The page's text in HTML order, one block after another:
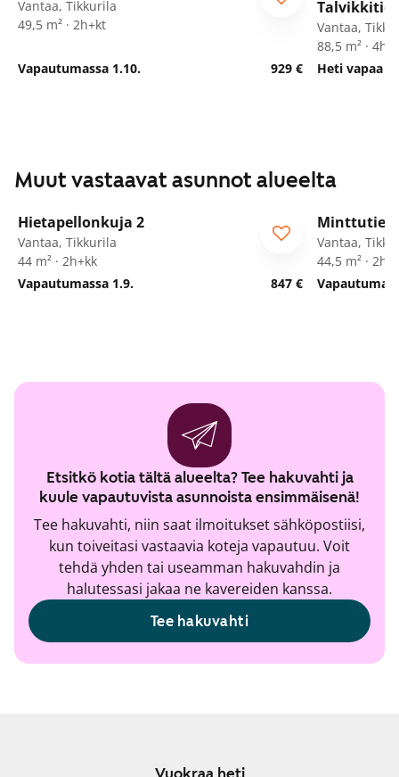
Vantaa, Tikkurila
49,5 m² · 2h+kt
Vapautumassa 1.10. 929 €
Talvikkitie
Vantaa,
88,5 m² ·
Heti vapaa
Muut vastaavat asunnot alueelta
ARA
Hietapellonkuja 2
Vantaa, Tikkurila
44 m² · 2h+kk
Vapautumassa 1.9.
847 €
Minttutie
Vantaa,
44,5 m² ·
Etsitkö kotia tältä alueelta? Tee hakuvahti ja
kuule vapautuvista asunnoista ensimmäisenä!
Tee hakuvahti, niin saat ilmoitukset sähköpostiisi,
kun toiveitasi vastaavia koteja vapautuu. Voit
tehdä yhden tai useamman hakuvahdin ja
halutessasi jakaa ne kavereiden kanssa.
Tee hakuvahti
Vuokraa heti